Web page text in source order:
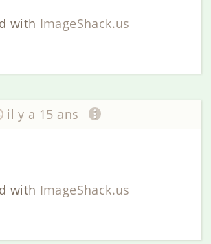
with ImageShack.us
il y a 15 ans
with ImageShack.us